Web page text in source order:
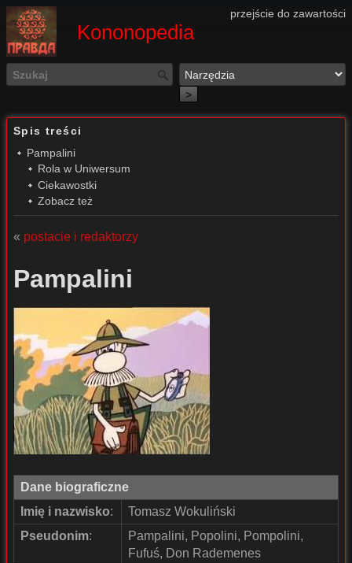
przejście do zawartości
Kononopedia
>
Spis treści
Pampalini
Rola w Uniwersum
Ciekawostki
Zobacz też
« postacie i redaktorzy
Pampalini
Dane biograficzne
Imię i nazwisko:
Tomasz Wokuliński
Pseudonim:
Pampalini, Popolini, Pompolini,
Fufuś, Don Rademenes